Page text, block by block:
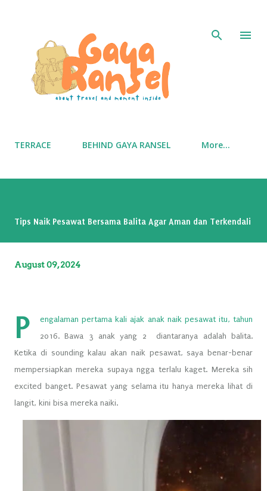
TERRACE BEHIND GAYA RANSEL More…
Tips Naik Pesawat Bersama Balita Agar Aman dan Terkendali
August 09, 2024
P
engalaman pertama kali ajak anak naik pesawat itu, tahun
2016. Bawa 3 anak yang 2 diantaranya adalah balita.
Ketika di sounding kalau akan naik pesawat, saya benar-benar
mempersiapkan mereka supaya ngga terlalu kaget. Mereka sih
excited banget. Pesawat yang selama itu hanya mereka lihat di
langit, kini bisa mereka naiki.